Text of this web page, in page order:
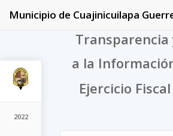
2022
Municipio de Cuajinicuilapa
Transparencia
a la
Ejercicio Fiscal